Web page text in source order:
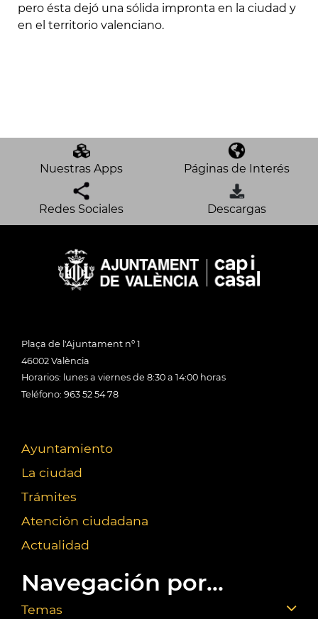
pero ésta dejó una sólida impronta en la ciudad y
en el territorio valenciano.
Nuestras Apps Páginas de Interés
Redes Sociales Descargas
Plaça de l'Ajuntament nº 1
46002 València
Horarios: lunes a viernes de 8:30 a 14:00 horas
Teléfono: 963 52 54 78
Ayuntamiento
La ciudad
Trámites
Atención ciudadana
Actualidad
Navegación por...
Temas